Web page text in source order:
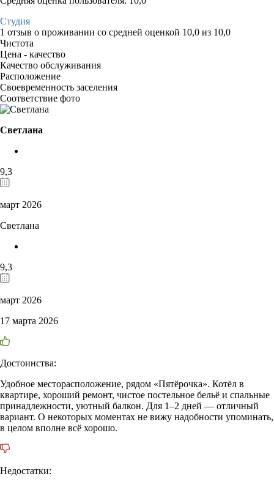
Студия
1 отзыв о проживании со средней оценкой 10,0 из 10,0
Чистота
Цена - качество
Качество обслуживания
Расположение
Своевременность заселения
Соответствие фото
Светлана
9,3
март 2026
Светлана
9,3
март 2026
17 марта 2026
Достоинства:
Удобное месторасположение, рядом «Пятёрочка». Котёл в
квартире, хороший ремонт, чистое постельное бельё и спальные
принадлежности, уютный балкон. Для 1–2 дней — отличный
вариант. О некоторых моментах не вижу надобности упоминать,
в целом вполне всё хорошо.
Недостатки: